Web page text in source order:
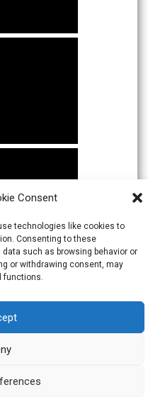
Consent
technologies like cookies to
Consenting to these
such as browsing behavior or
or withdrawing consent, may
functions.